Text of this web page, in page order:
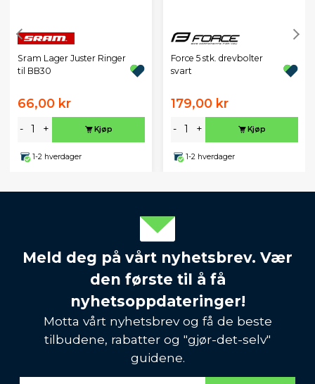
Sram Lager Juster Ringer
til BB30
66,00 kr
- + Kjøp
1-2 hverdager
Force 5 stk. drevbolter
svart
179,00 kr
- + Kjøp
1-2 hverdager
Meld deg på vårt nyhetsbrev. Vær
den første til å få
nyhetsoppdateringer!
Motta vårt nyhetsbrev og få de beste
tilbudene, rabatter og "gjør-det-selv"
guidene.